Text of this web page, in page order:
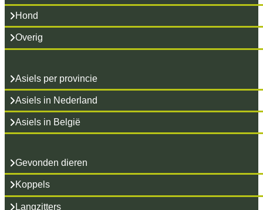
Hond
Overig
Asiels per provincie
Asiels in Nederland
Asiels in België
Gevonden dieren
Koppels
Langzitters